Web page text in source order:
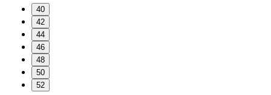
40
42
44
46
48
50
52